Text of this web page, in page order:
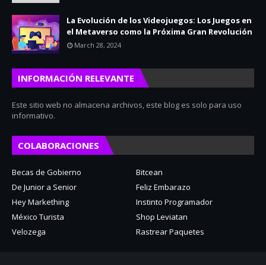
La Evolución de los Videojuegos: Los Juegos en
el Metaverso como la Próxima Gran Revolución
March 28, 2024
INFORMACIÓN RELEVANTE
Este sitio web no almacena archivos, este blog es solo para uso
informativo.
COLABORACIONES
Becas de Gobierno
Bitcean
De Junior a Senior
Feliz Embarazo
Hey Markething
Instinto Programador
México Turista
Shop Leviatan
Velozega
Rastrear Paquetes